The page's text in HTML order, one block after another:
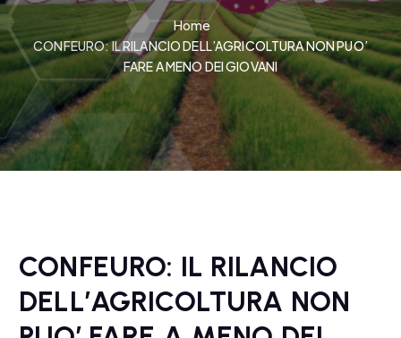
Home
CONFEURO: IL RILANCIO DELL’AGRICOLTURA NON PUO’
FARE A MENO DEI GIOVANI
CONFEURO: IL RILANCIO
DELL’AGRICOLTURA NON